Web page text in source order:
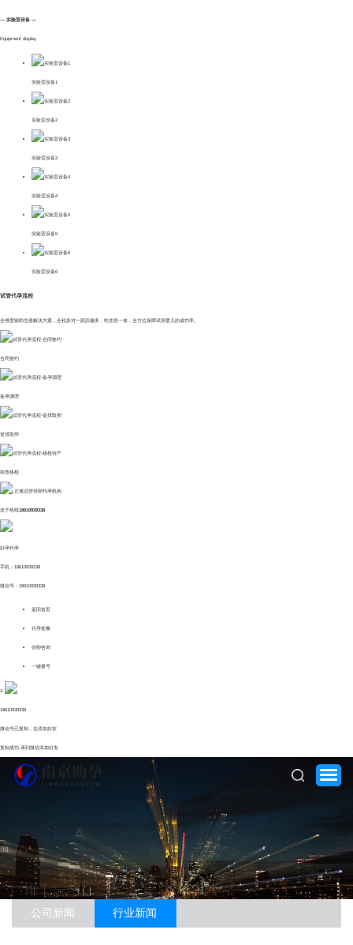
— 实验室设备 —
Equipment display
实验室设备1
实验室设备2
实验室设备3
实验室设备4
实验室设备5
实验室设备6
试管代孕流程
全维度辅助生殖解决方案，全程多对一跟踪服务，吃住医一体，全方位保障试管婴儿的成功率。
合同签约
备孕调理
促排取卵
筛查移植
正规试管供卵代孕机构
送子热线18610939338
好孕代孕
手机：18610939338
微信号：18610939338
返回首页
代孕套餐
供卵咨询
一键拨号
X
18610939338
微信号已复制，去添加好友
复制成功,请到微信添加好友
公司新闻 行业新闻